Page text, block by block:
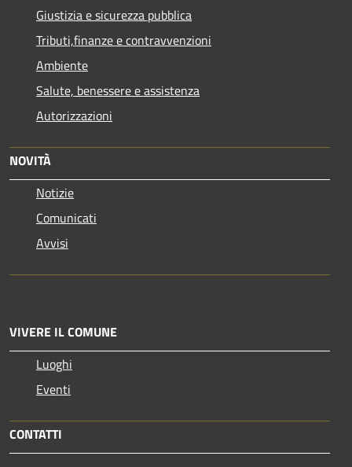
Giustizia e sicurezza pubblica
Tributi,finanze e contravvenzioni
Ambiente
Salute, benessere e assistenza
Autorizzazioni
NOVITÀ
Notizie
Comunicati
Avvisi
VIVERE IL COMUNE
Luoghi
Eventi
CONTATTI